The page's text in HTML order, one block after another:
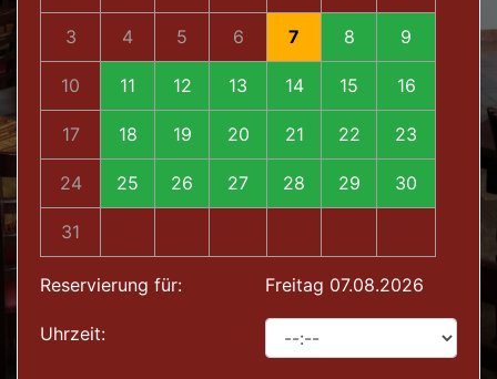
3 4 5 6 7 8 9
10 11 12 13 14 15 16
17 18 19 20 21 22 23
24 25 26 27 28 29 30
31
Reservierung für: Freitag 07.08.2026
Uhrzeit: